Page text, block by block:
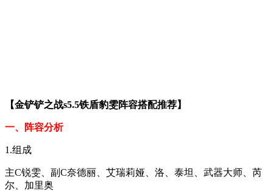
【金铲铲之战s5.5铁盾豹雯阵容搭配推荐】
一、阵容分析
1.组成
主C锐雯、副C奈德丽、艾瑞莉娅、洛、泰坦、武器大师、芮
尔、加里奥